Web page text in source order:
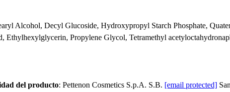
Alcohol, Decyl Glucoside, Hydroxypropyl Starch Phosphate,
Ethylhexylglycerin, Propylene Glycol, Tetramethyl
del producto: Pettenon Cosmetics S.p.A. S.B. [email protected]